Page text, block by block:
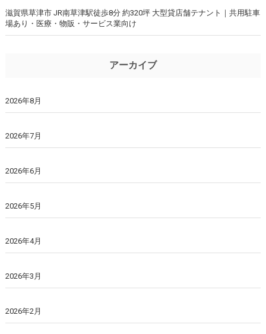
滋賀県草津市 JR南草津駅徒歩8分 約320坪 大型貸店舗テナント｜共用駐車
場あり・医療・物販・サービス業向け
アーカイブ
2026年8月
2026年7月
2026年6月
2026年5月
2026年4月
2026年3月
2026年2月